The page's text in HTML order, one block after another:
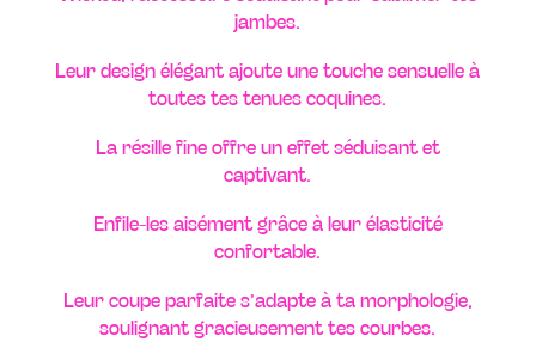
jambes.
Leur design élégant ajoute une touche sensuelle à
toutes tes tenues coquines.
La résille fine offre un effet séduisant et
captivant.
Enfile-les aisément grâce à leur élasticité
confortable.
Leur coupe parfaite s’adapte à ta morphologie,
soulignant gracieusement tes courbes.